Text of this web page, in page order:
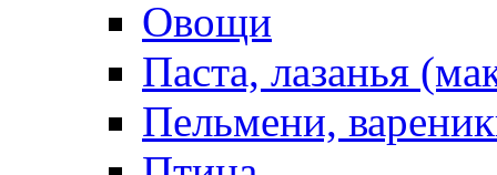
Овощи
Паста, лазанья
Пельмени,